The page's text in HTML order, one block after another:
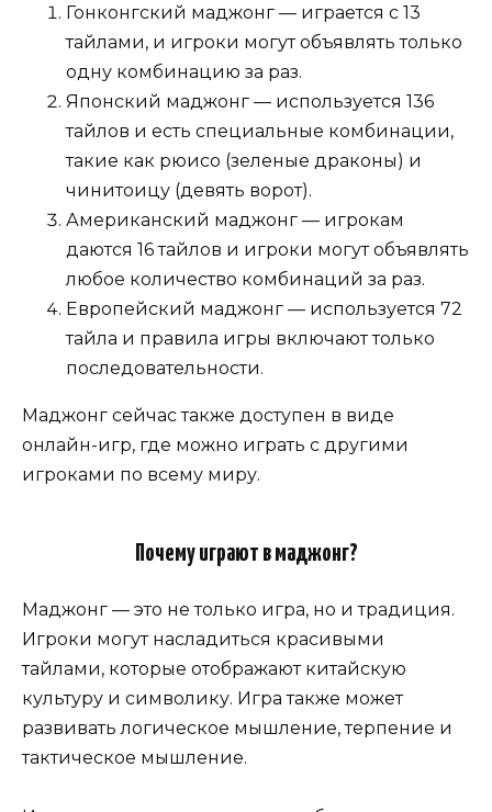
Гонконгский маджонг — играется с 13
тайлами, и игроки могут объявлять только
одну комбинацию за раз.
Японский маджонг — используется 136
тайлов и есть специальные комбинации,
такие как рюисо (зеленые драконы) и
чинитоицу (девять ворот).
Американский маджонг — игрокам
даются 16 тайлов и игроки могут объявлять
любое количество комбинаций за раз.
Европейский маджонг — используется 72
тайла и правила игры включают только
последовательности.
Маджонг сейчас также доступен в виде
онлайн-игр, где можно играть с другими
игроками по всему миру.
Почему играют в маджонг?
Маджонг — это не только игра, но и традиция.
Игроки могут насладиться красивыми
тайлами, которые отображают китайскую
культуру и символику. Игра также может
развивать логическое мышление, терпение и
тактическое мышление.